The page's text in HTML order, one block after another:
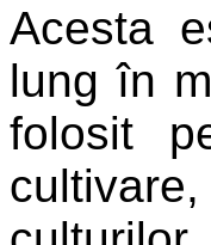
Acesta
lung în
folosit